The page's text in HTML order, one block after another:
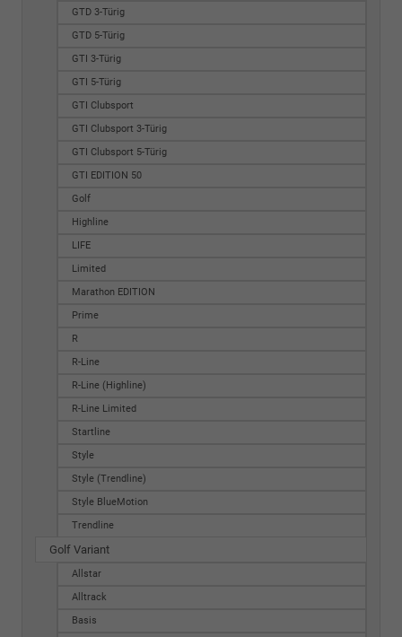
GTD 3-Türig
GTD 5-Türig
GTI 3-Türig
GTI 5-Türig
GTI Clubsport
GTI Clubsport 3-Türig
GTI Clubsport 5-Türig
GTI EDITION 50
Golf
Highline
LIFE
Limited
Marathon EDITION
Prime
R
R-Line
R-Line (Highline)
R-Line Limited
Startline
Style
Style (Trendline)
Style BlueMotion
Trendline
Golf Variant
Allstar
Alltrack
Basis